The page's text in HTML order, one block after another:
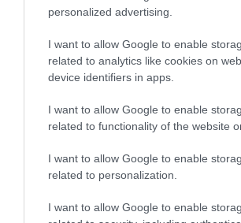
personalized advertising.
I want to allow Google to enable
related to analytics like cookies on
device identifiers in apps.
I want to allow Google to enable
related to functionality of the website
I want to allow Google to enable
related to personalization.
I want to allow Google to enable
Πρόεδρος της Δημοκρατίας
Τασούλας απένειμε στον
Μεγαλόσταυρου του Τάγματος
και με τη σειρά του, ο
απένειμε στον κ. Τασούλα το
Τάγματος του Manuel Amador
Περιδέραιο.